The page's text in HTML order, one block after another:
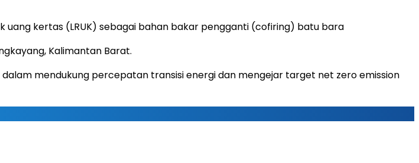
uang kertas (LRUK) sebagai bahan bakar pengganti (cofiring) batu bara
Kalimantan Barat.
mendukung percepatan transisi energi dan mengejar target net zero emission